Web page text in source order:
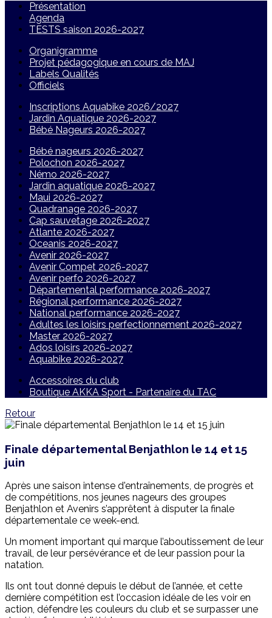
Présentation
Agenda
TESTS saison 2026-2027
Organigramme
Projet pédagogique en cours de MAJ
Labels Qualités
Officiels
Inscriptions Aquabike 2026/2027
Jardin Aquatique 2026-2027
Bébé Nageurs 2026-2027
Bébé nageurs 2026-2027
Polochon 2026-2027
Némo 2026-2027
Jardin aquatique 2026-2027
Maui 2026-2027
Quadranage 2026-2027
Cap sauvetage 2026-2027
Atlante 2026-2027
Oceanis 2026-2027
Avenir 2026-2027
Avenir Compet 2026-2027
Avenir perfo 2026-2027
Départemental performance 2026-2027
Régional performance 2026-2027
National performance 2026-2027
Adultes les loisirs perfectionnement 2026-2027
Master 2026-2027
Ados loisirs 2026-2027
Aquabike 2026-2027
Accessoires du club
Boutique AKKA Sport - Partenaire du TAC
Retour
Finale départemental Benjathlon le 14 et 15
juin
Après une saison intense d'entraînements, de progrès et
de compétitions, nos jeunes nageurs des groupes
Benjathlon et Avenirs s’apprêtent à disputer la finale
départementale ce week-end.
Un moment important qui marque l’aboutissement de leur
travail, de leur persévérance et de leur passion pour la
natation.
Ils ont tout donné depuis le début de l’année, et cette
dernière compétition est l’occasion idéale de les voir en
action, défendre les couleurs du club et se surpasser une